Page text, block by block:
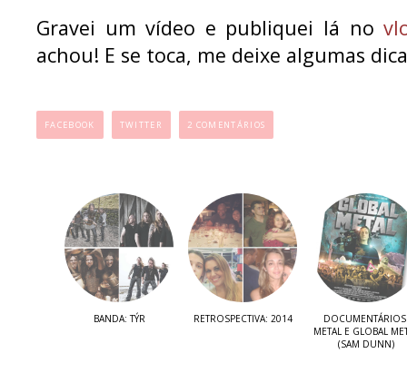
Gravei um vídeo e publiquei lá no
achou! E se toca, me deixe algumas
FACEBOOK TWITTER 2 COMENTÁRIOS
BANDA: TÝR RETROSPECTIVA: 2014
METAL E GLOBAL
(SAM DUNN)